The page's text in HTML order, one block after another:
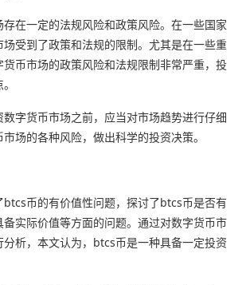
在一定的法规风险和政策风险。在一些国家
受到了政策和法规的限制。尤其是在一些重
货币市场的政策风险和法规限制非常严重，投
字货币市场之前，应当对市场趋势进行仔细
场的各种风险，做出科学的投资决策。
btcs币的有价值性问题，探讨了btcs币是否有
备实际价值等方面的问题。通过对数字货币市
析，本文认为，btcs币是一种具备一定投资